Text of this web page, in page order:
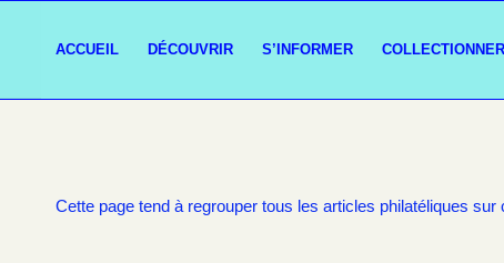
ACCUEIL DÉCOUVRIR S’INFORMER COLLECTIONNER
Cette page tend à regrouper tous les articles philatéliques